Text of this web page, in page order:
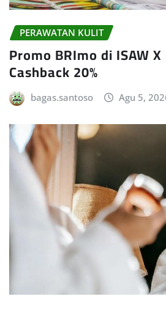
PERAWATAN KULIT
Promo BRImo di ISAW
Cashback 20%
bagas.santoso Agu 5,